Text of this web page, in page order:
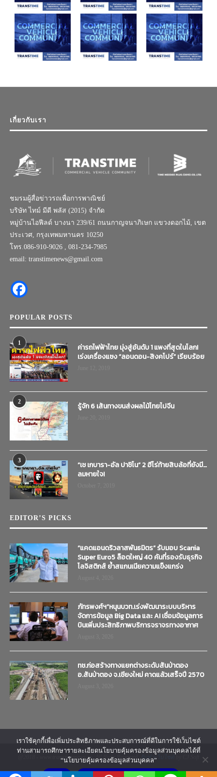
เกี่ยวกับเรา
ชมรมผู้สื่อข่าวรถเพื่อการพาณิชย์
บริษัท ไทม์ มีดี พลัส (2015) จำกัด
หมู่บ้านไอฟีลด์ บางนา 239/61 ถนนกาญจนาภิเษก แขวงดอกไม้, เขต
ประเวศ, กรุงเทพมหานคร 10250
โทร.086-910-9026 , 081-234-7985
email: transtimenews@gmail.com
POPULAR POSTS
1
ค่ารถไฟฟ้าไทย มุ่งสู่อันดับ 1 แพงที่สุดในโลก!
เร่งเครื่องแซง “ลอนดอน-สิงคโปร์” เรียบร้อย
2 รู้จัก 6 เส้นทางขนส่งผลไม้ไทยไปจีน
3
“เช เกบารา-อัล ปาชิโน” 2 ฮีโร่ท้ายสิบล้อที่ยังมี…
ลมหายใจ!
EDITOR’S PICKS
“แคดแอนดริวลาสพันธมิตร” รับมอบ Scania
Super Euro5 ล็อตใหญ่ 40 คันที่รองรับธุรกิจ
โลจิสติกส์ ย้ำสแกนเนียความแข็งแกร่ง
ภัทรพงศ์ฯ”หนุนบวท.เร่งพัฒนาระบบบริหาร
จัดการข้อมูล Big Data และ AI เชื่อมข้อมูลการ
บินเพิ่มประสิทธิภาพบริการจราจรทางอากาศ
ทช.ก่อสร้างทางแยกต่างระดับสันป่าตอง
อ.สันป่าตอง จ.เชียงใหม่ คาดแล้วเสร็จปี 2570
@2018 - www.transtimenews.co. All Right Reserved. รับทำเว็บไซต์
เราใช้คุกกี้เพื่อเพิ่มประสิทธิภาพและประสบการณ์ที่ดีในการใช้เว็บไซต์
ท่านสามารถศึกษารายละเอียดนโยบายคุ้มครองข้อมูลส่วนบุคคลได้ที่
“นโยบายคุ้มครองข้อมูลส่วนบุคคล”
ยอมรับ นโยบายคุ้มครองข้อมูลส่วนบุคคล